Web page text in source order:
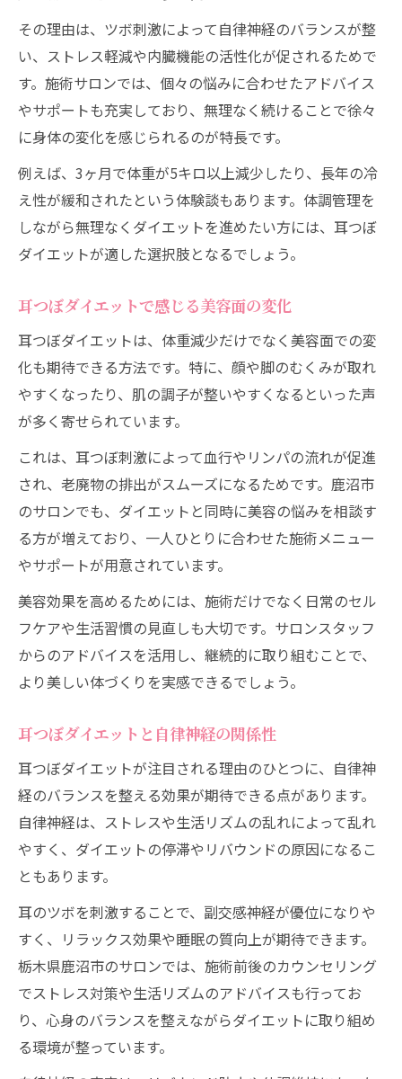
その理由は、ツボ刺激によって自律神経のバランスが整
い、ストレス軽減や内臓機能の活性化が促されるためで
す。施術サロンでは、個々の悩みに合わせたアドバイス
やサポートも充実しており、無理なく続けることで徐々
に身体の変化を感じられるのが特長です。
例えば、3ヶ月で体重が5キロ以上減少したり、長年の冷
え性が緩和されたという体験談もあります。体調管理を
しながら無理なくダイエットを進めたい方には、耳つぼ
ダイエットが適した選択肢となるでしょう。
耳つぼダイエットで感じる美容面の変化
耳つぼダイエットは、体重減少だけでなく美容面での変
化も期待できる方法です。特に、顔や脚のむくみが取れ
やすくなったり、肌の調子が整いやすくなるといった声
が多く寄せられています。
これは、耳つぼ刺激によって血行やリンパの流れが促進
され、老廃物の排出がスムーズになるためです。鹿沼市
のサロンでも、ダイエットと同時に美容の悩みを相談す
る方が増えており、一人ひとりに合わせた施術メニュー
やサポートが用意されています。
美容効果を高めるためには、施術だけでなく日常のセル
フケアや生活習慣の見直しも大切です。サロンスタッフ
からのアドバイスを活用し、継続的に取り組むことで、
より美しい体づくりを実感できるでしょう。
耳つぼダイエットと自律神経の関係性
耳つぼダイエットが注目される理由のひとつに、自律神
経のバランスを整える効果が期待できる点があります。
自律神経は、ストレスや生活リズムの乱れによって乱れ
やすく、ダイエットの停滞やリバウンドの原因になるこ
ともあります。
耳のツボを刺激することで、副交感神経が優位になりや
すく、リラックス効果や睡眠の質向上が期待できます。
栃木県鹿沼市のサロンでは、施術前後のカウンセリング
でストレス対策や生活リズムのアドバイスも行ってお
り、心身のバランスを整えながらダイエットに取り組め
る環境が整っています。